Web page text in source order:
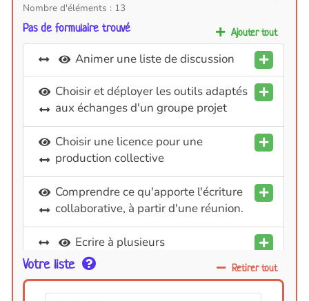
Nombre d'éléments : 13
Pas de formulaire trouvé Ajouter tout
Animer une liste de discussion
Choisir et déployer les outils adaptés
aux échanges d'un groupe projet
Choisir une licence pour une
production collective
Comprendre ce qu'apporte l'écriture
collaborative, à partir d'une réunion.
Ecrire à plusieurs
Faciliter la mise en place de temps
rituels
Votre liste Retirer tout